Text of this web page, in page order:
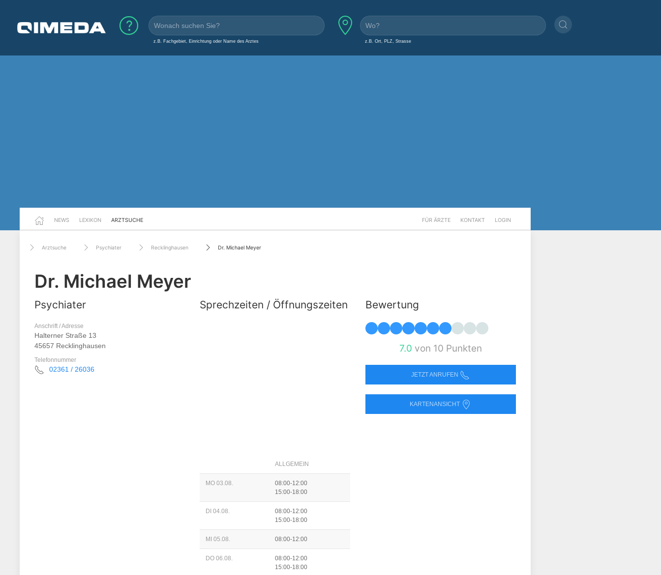
z.B. Fachgebiet, Einrichtung oder Name des Arztes z.B. Ort, PLZ, Strasse
NEWS LEXIKON ARZTSUCHE FÜR ÄRZTE KONTAKT LOGIN
Arztsuche Psychiater Recklinghausen Dr. Michael Meyer
Dr. Michael Meyer
Psychiater
Anschrift / Adresse
Halterner Straße 13
45657 Recklinghausen
Telefonnummer
02361 / 26036
Sprechzeiten / Öffnungszeiten
ALLGEMEIN
MO 03.08.
08:00-12:00
15:00-18:00
DI 04.08.
08:00-12:00
15:00-18:00
MI 05.08. 08:00-12:00
DO 06.08.
08:00-12:00
15:00-18:00
Bewertung
7.0 von 10 Punkten
JETZT ANRUFEN
KARTENANSICHT